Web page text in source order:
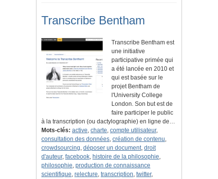
Transcribe Bentham
Transcribe Bentham est
une initiative
participative primée qui
a été lancée en 2010 et
qui est basée sur le
projet Bentham de
l'University College
London. Son but est de
faire participer le public
à la transcription (ou dactylographie) en ligne de…
Mots-clés: active, charte, compte utilisateur,
consultation des données, création de contenu,
crowdsourcing, déposer un document, droit
d'auteur, facebook, histoire de la philosophie,
philosophie, production de connaissance
scientifique, relecture, transcription, twitter,